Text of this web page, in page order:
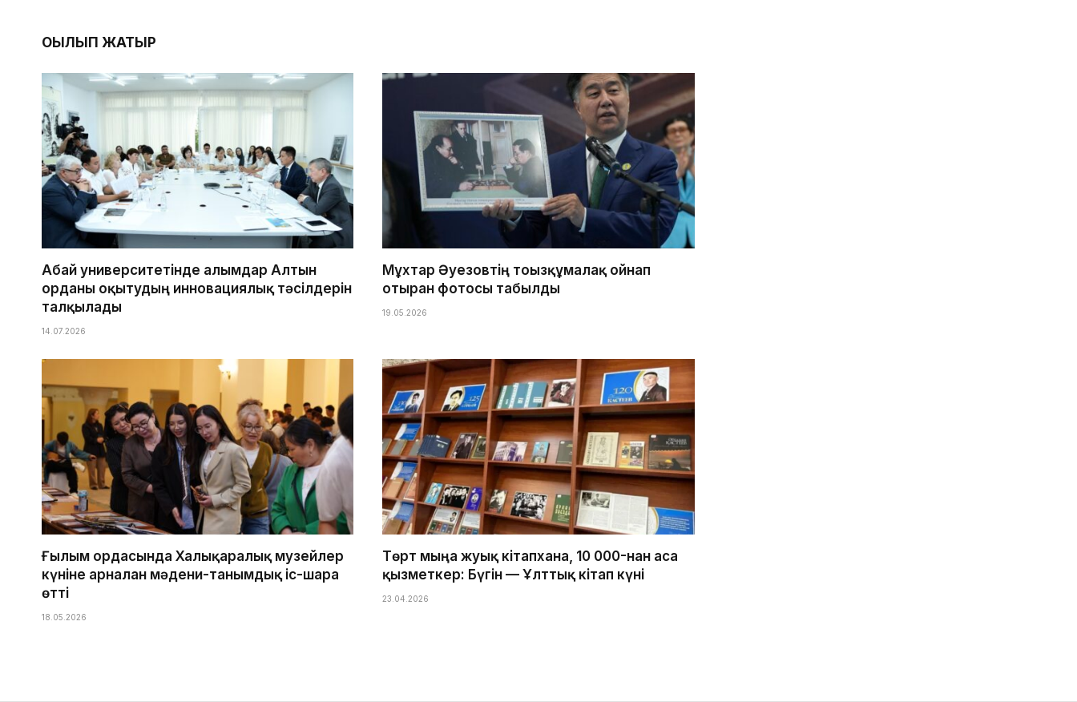
ОҚЫЛЫП ЖАТЫР
Абай университетінде ғалымдар Алтын
орданы оқытудың инновациялық тәсілдерін
талқылады
14.07.2026
Мұхтар Әуезовтің тоғызқұмалақ ойнап
отырған фотосы табылды
19.05.2026
Ғылым ордасында Халықаралық музейлер
күніне арналған мәдени-танымдық іс-шара
өтті
18.05.2026
Төрт мыңға жуық кітапхана, 10 000-нан аса
қызметкер: Бүгін — Ұлттық кітап күні
23.04.2026